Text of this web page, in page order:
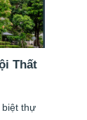
Thất
biệt thự